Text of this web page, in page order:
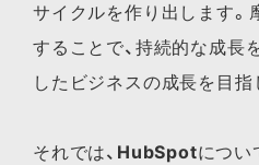
サイクルを作り出します。
することで、持続的な成長
したビジネスの成長を目指
それでは、 HubSpotについ